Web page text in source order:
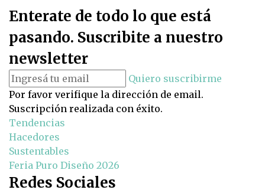
Enterate de todo lo que está
pasando. Suscribite a nuestro
newsletter
Quiero suscribirme
Por favor verifique la dirección de email.
Suscripción realizada con éxito.
Tendencias
Hacedores
Sustentables
Feria Puro Diseño 2026
Redes Sociales